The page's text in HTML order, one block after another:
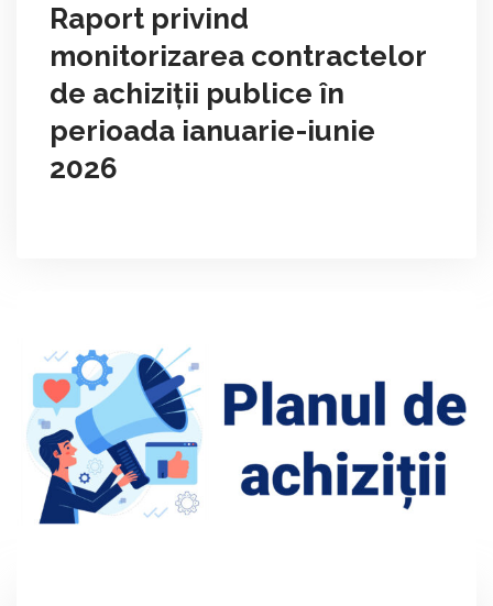
Raport privind
monitorizarea contractelor
de achiziții publice în
perioada ianuarie-iunie
2026